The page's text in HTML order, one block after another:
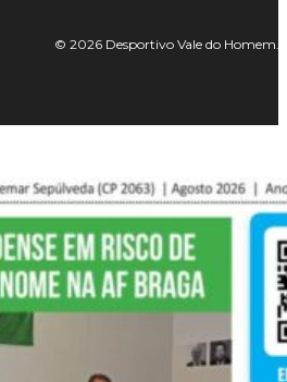
© 2026 Desportivo Vale do Homem.